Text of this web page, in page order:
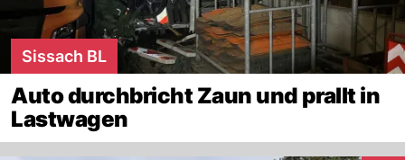
Sissach BL
Auto durchbricht Zaun und prallt in
Lastwagen